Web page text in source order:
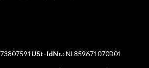
73807591 USt-IdNr.: NL859671070B01